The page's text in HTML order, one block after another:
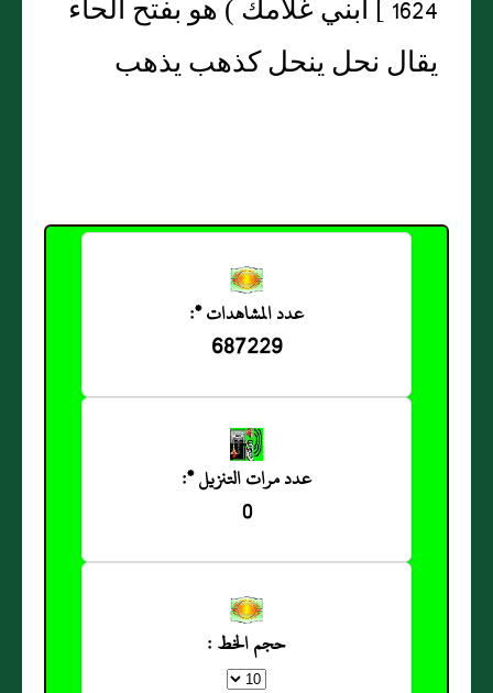
1624 ] ابني غلامك ) هو بفتح الحاء
يقال نحل ينحل كذهب يذهب
عدد المشاهدات *:
687229
عدد مرات التنزيل *:
0
حجم الخط :